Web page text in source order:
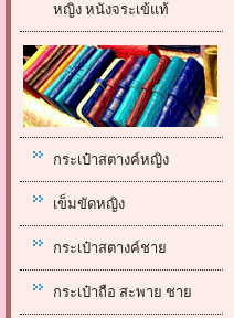
หญิง หนังจระเข้แท้
กระเป๋าสตางค์หญิง
เข็มขัดหญิง
กระเป๋าสตางค์ชาย
กระเป๋าถือ สะพาย ชาย